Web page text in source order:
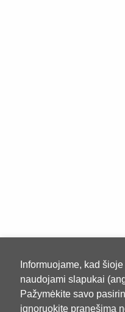
Informuojame, kad
naudojami slapukai
Pažymėkite savo
ignoruokite pranešimą